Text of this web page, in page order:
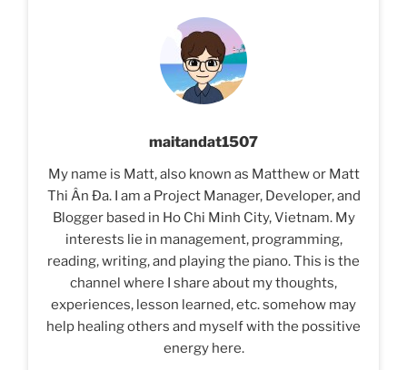
maitandat1507
My name is Matt, also known as Matthew or Matt
Thi Ân Đa. I am a Project Manager, Developer, and
Blogger based in Ho Chi Minh City, Vietnam. My
interests lie in management, programming,
reading, writing, and playing the piano. This is the
channel where I share about my thoughts,
experiences, lesson learned, etc. somehow may
help healing others and myself with the possitive
energy here.